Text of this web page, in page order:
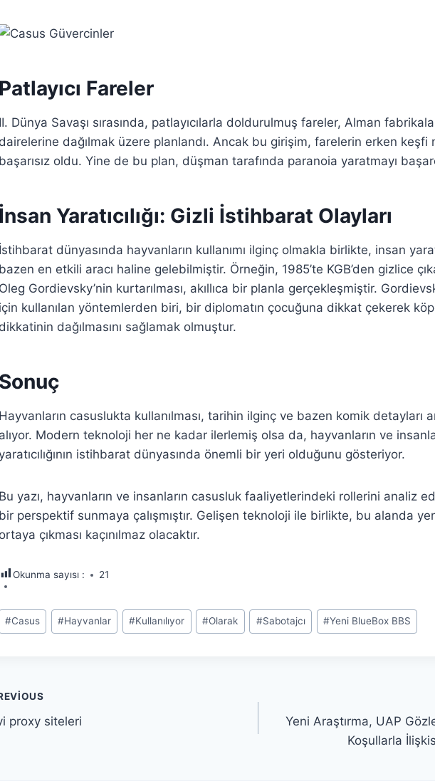
Patlayıcı Fareler
II. Dünya Savaşı sırasında, patlayıcılarla doldurulmuş fareler, Alman
dairelerine dağılmak üzere planlandı. Ancak bu girişim, farelerin erken keşfi
başarısız oldu. Yine de bu plan, düşman tarafında paranoia yaratmayı
İnsan Yaratıcılığı: Gizli İstihbarat Olayları
İstihbarat dünyasında hayvanların kullanımı ilginç olmakla birlikte, insan
bazen en etkili aracı haline gelebilmiştir. Örneğin, 1985’te KGB’den gizlice
Oleg Gordievsky’nin kurtarılması, akıllıca bir planla gerçekleşmiştir.
için kullanılan yöntemlerden biri, bir diplomatın çocuğuna dikkat çekerek
dikkatinin dağılmasını sağlamak olmuştur.
Sonuç
Hayvanların casuslukta kullanılması, tarihin ilginç ve bazen komik detayları
alıyor. Modern teknoloji her ne kadar ilerlemiş olsa da, hayvanların ve
istihbarat dünyasında önemli bir yeri olduğunu gösteriyor.
Bu yazı, hayvanların ve insanların casusluk faaliyetlerindeki rollerini analiz
bir perspektif sunmaya çalışmıştır. Gelişen teknoloji ile birlikte, bu alanda
ortaya çıkması kaçınılmaz olacaktır.
Okunma sayısı : 21
#Casus #Hayvanlar #Kullanılıyor #Olarak #Sabotajcı #Yeni BlueBox BBS
proxy siteleri
Yeni Araştırma, UAP
Koşullarla